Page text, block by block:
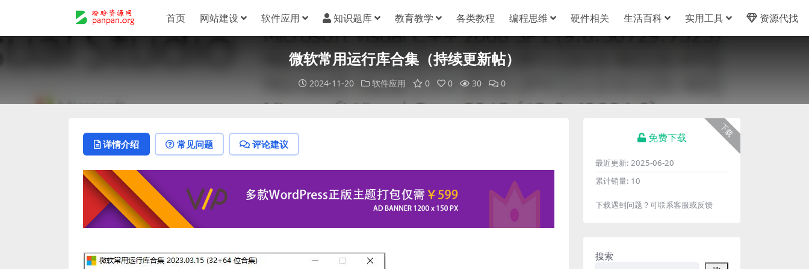
首页 网站建设 软件应用 知识题库 教育教学 各类教程 编程思维 硬件相关 生活百科 实用工具 资源代找
微软常用运行库合集（持续更新帖）
2024-11-20 软件应用 0 0 30 0
详情介绍 常见问题 评论建议
下载
免费下载
最近更新: 2025-06-20
累计销量: 10
下载遇到问题？可联系客服或反馈
搜索